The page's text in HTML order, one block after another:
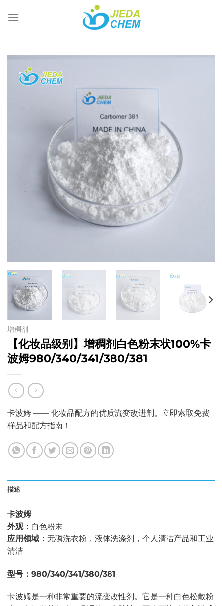
增稠剂
【化妆品级别】增稠剂白色粉末状100%卡
波姆980/340/341/380/381
卡波姆 —— 化妆品配方的优质流变改进剂。立即索取免费
样品和配方指南！
描述
卡波姆
外观： 白色粉末
应用领域： 无磷洗衣粉，液体洗涤剂，个人清洁产品和工业
清洁
型号： 980/340/341/380/381
卡波姆是一种非常重要的流变改性剂。它是一种白色松散粉